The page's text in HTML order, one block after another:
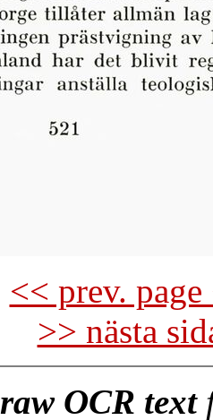
<< prev.
>> nästa
raw OCR text